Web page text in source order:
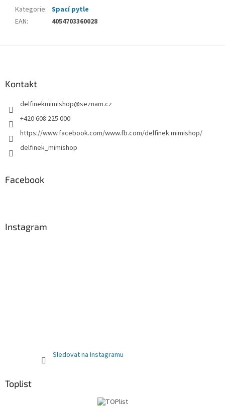
Kategorie: Spací pytle
EAN: 4054703360028
Kontakt
delfinekmimishop@seznam.cz
+420 608 225 000
https://www.facebook.com/www.fb.com/delfinek.mimishop/
delfinek_mimishop
Facebook
Instagram
Sledovat na Instagramu
Toplist